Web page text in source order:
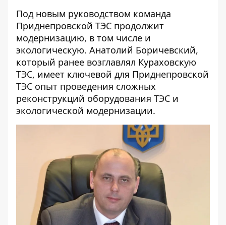
Под новым руководством команда
Приднепровской ТЭС продолжит
модернизацию, в том числе и
экологическую. Анатолий Боричевский,
который ранее возглавлял Кураховскую
ТЭС, имеет ключевой для Приднепровской
ТЭС опыт проведения сложных
реконструкций оборудования ТЭС и
экологической модернизации.